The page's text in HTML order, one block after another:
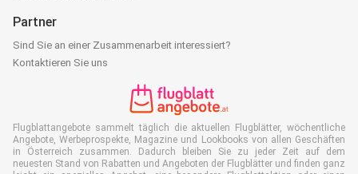
Partner
Sind Sie an einer Zusammenarbeit interessiert?
Kontaktieren Sie uns
Flugblattangebote sammelt täglich die aktuellen Flugblätter, wöchentliche
Angebote, Werbeprospekte, Magazine und Lookbooks von allen Geschäften
in Österreich zusammen. Dadurch bleiben Sie zu jeder Zeit auf dem
neuesten Stand von Rabatten und Angeboten der Flugblätter und finden ganz